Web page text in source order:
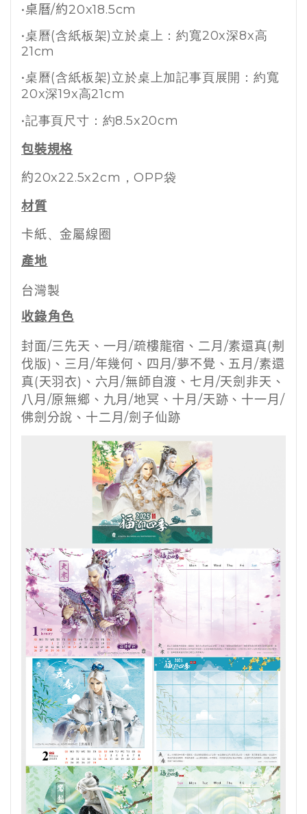
•桌曆/約20x18.5cm
•桌曆(含紙板架)立於桌上：約寬20x深8x高
21cm
•桌曆(含紙板架)立於桌上加記事頁展開：約寬
20x深19x高21cm
•記事頁尺寸： 約8.5x20cm
包裝規格
約20x22.5x2cm，OPP袋
材質
卡紙、金屬線圈
產地
台灣製
收錄角色
封面/三先天、一月/疏樓龍宿、二月/素還真(刜
伐版)、三月/年幾何、四月/夢不覺、五月/素還
真(天羽衣)、六月/無師自渡、七月/天劍非天、
八月/原無鄉、九月/地冥、十月/天跡、十一月/
佛劍分說、十二月/劍子仙跡